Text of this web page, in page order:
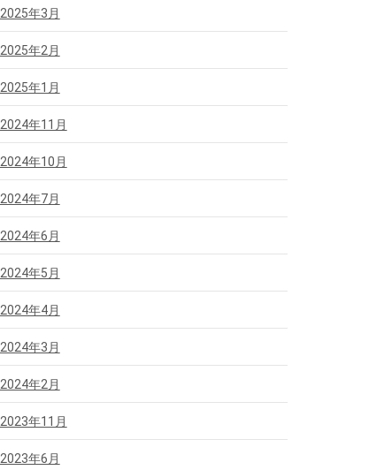
2025年3月
2025年2月
2025年1月
2024年11月
2024年10月
2024年7月
2024年6月
2024年5月
2024年4月
2024年3月
2024年2月
2023年11月
2023年6月